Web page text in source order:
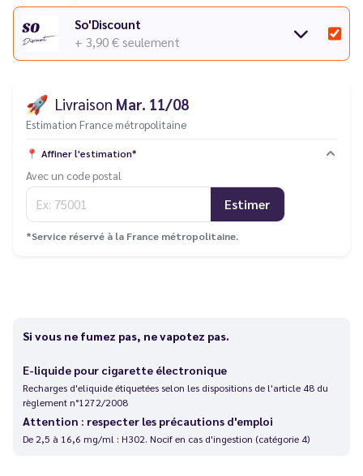
So'Discount
+ 3,90 € seulement
🚀 Livraison Mar. 11/08
Estimation France métropolitaine
📍 Affiner l'estimation*
Avec un code postal
Estimer
*Service réservé à la France métropolitaine.
Si vous ne fumez pas, ne vapotez pas.
E-liquide pour cigarette électronique
Recharges d'eliquide étiquetées selon les dispositions de l'article 48 du
règlement n°1272/2008
Attention : respecter les précautions d'emploi
De 2,5 à 16,6 mg/ml : H302. Nocif en cas d'ingestion (catégorie 4)